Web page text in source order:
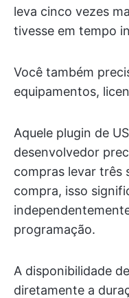
leva cinco vezes
tivesse em tempo
Você também
equipamentos,
Aquele plugin de
desenvolvedor
compras levar três
compra, isso
programação.
A disponibilidade
diretamente a